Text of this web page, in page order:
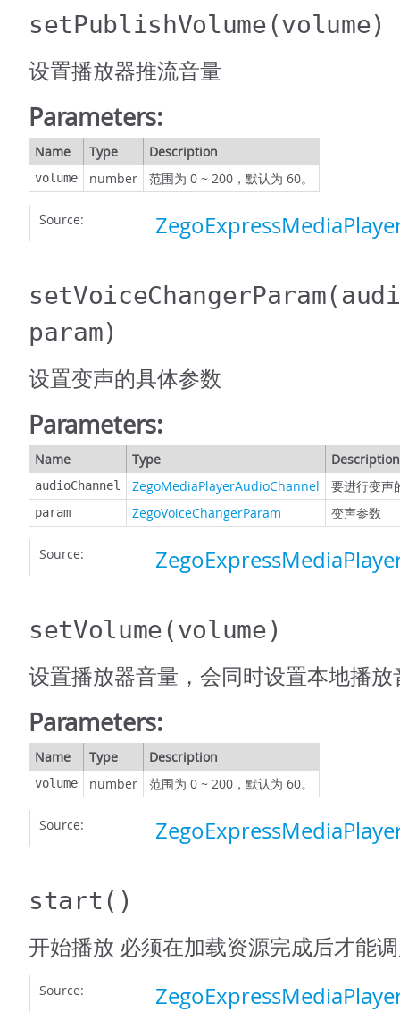
setPublishVolume(volume)
设置播放器推流音量
Parameters:
Name Type Description
volume number 范围为 0 ~ 200，默认为 60。
Source:
setVoiceChangerParam
param)
设置变声的具体参数
Parameters:
Name Type Description
audioChannel ZegoMediaPlayerAudioChannel 要进行变声
param ZegoVoiceChangerParam 变声参数
Source:
setVolume(volume)
设置播放器音量，会同时设置本地播
Parameters:
Name Type Description
volume number 范围为 0 ~ 200，默认为 60。
Source:
start ()
开始播放 必须在加载资源完成后才能
Source: